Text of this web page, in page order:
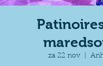
za 22 nov